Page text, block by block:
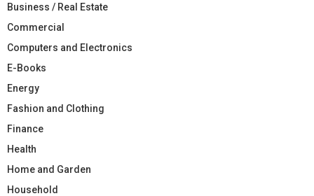
Business / Real Estate
Commercial
Computers and Electronics
E-Books
Energy
Fashion and Clothing
Finance
Health
Home and Garden
Household